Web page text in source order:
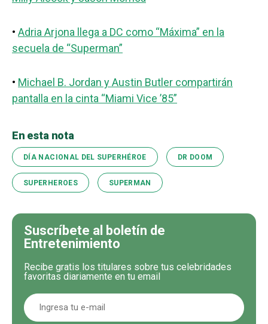
• Adria Arjona llega a DC como “Máxima” en la
secuela de “Superman”
• Michael B. Jordan y Austin Butler compartirán
pantalla en la cinta “Miami Vice ’85”
En esta nota
DÍA NACIONAL DEL SUPERHÉROE DR DOOM
SUPERHEROES SUPERMAN
Suscríbete al boletín de
Entretenimiento
Recibe gratis los titulares sobre tus celebridades
favoritas diariamente en tu email